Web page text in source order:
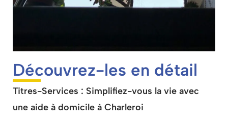
Découvrez-les en détail
Titres-Services : Simplifiez-vous la vie avec
une aide à domicile à Charleroi